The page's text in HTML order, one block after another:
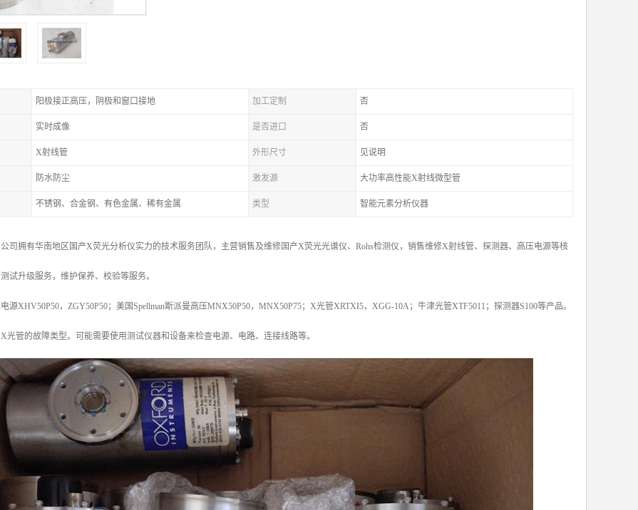
阳极接正高压，阴极和窗口接地 加工定制 否
实时成像 是否进口 否
X射线管 外形尺寸 见说明
防水防尘 激发源 大功率高性能X射线微型管
不锈钢、合金钢、有色金属、稀有金属 类型 智能元素分析仪器
司拥有华南地区国产X荧光分析仪实力的技术服务团队，主营销售及维修国产X荧光光谱仪、Rohs检测仪，销售维修X射线管、探测器、高压电源等核
试升级服务，维护保养、校验等服务。
源XHV50P50，ZGY50P50；美国Spellman斯派曼高压MNX50P50，MNX50P75；X光管XRTXI5，XGG-10A；牛津光管XTF5011；探测器S100等产品。
光管的故障类型。可能需要使用测试仪器和设备来检查电源、电路、连接线路等。